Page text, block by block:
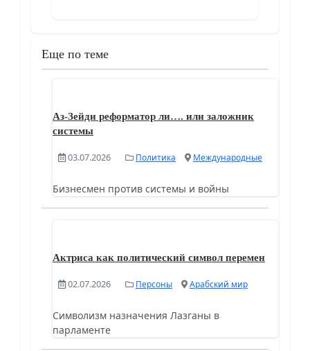
Еще по теме
Аз-Зейди реформатор ли…. или заложник
системы
03.07.2026 Политика Международные
Бизнесмен против системы и войны
Актриса как политический символ перемен
02.07.2026 Персоны Арабский мир
Символизм назначения Лазганы в
парламенте